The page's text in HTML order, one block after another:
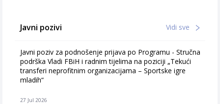
Javni pozivi Vidi sve
Javni poziv za podnošenje prijava po Programu - Stručna
podrška Vladi FBiH i radnim tijelima na poziciji „Tekući
transferi neprofitnim organizacijama – Sportske igre
mladih“
27 Jul 2026